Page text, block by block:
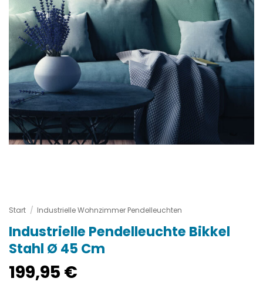
Start / Industrielle Wohnzimmer Pendelleuchten
Industrielle Pendelleuchte Bikkel
Stahl Ø 45 Cm
199,95 €